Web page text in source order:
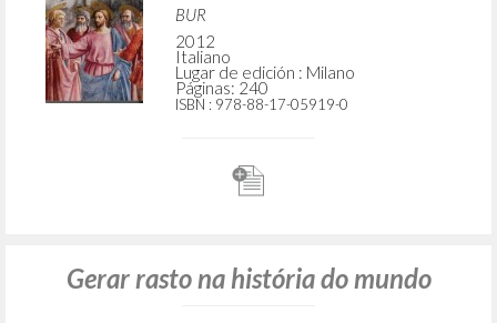
BUR
2012
Italiano
Lugar de edición : Milano
Páginas: 240
ISBN : 978-88-17-05919-0
Gerar rasto na história do mundo